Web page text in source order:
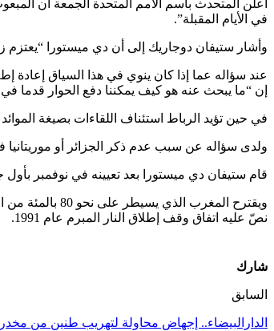
أعلن المتحدث باسم الأمم المتحدة الجمعة أن
في الأيام المقبلة”.
وأشار ستيفان دوجاريك إلى أن دي ميستورا “يعتزم
إن “ما يبحث عنه هو كيف يمكننا دفع الحوار قدما
في حين تؤيد الرباط استئناف اللقاءات بصيغة
ولدى سؤاله عن سبب عدم ذكر الجزائر أو
قام ستيفان دي ميستورا بعد تعيينه في نوفمبر بأول
ويقترح
نصّ عليه اتفاق وقف إطلاق النار المبرم عام 1991.
شارك
السابق
الدارالبيضاء.. إجهاض محاولة لتهريب طنين من